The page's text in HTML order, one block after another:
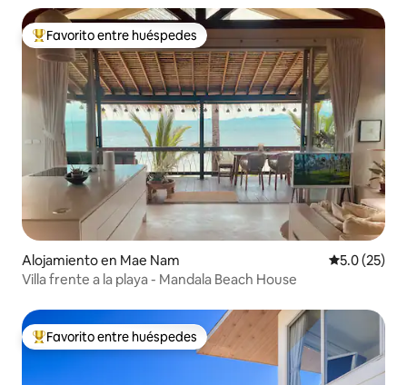
Favorito entre huéspedes preferido
Favorito entre huéspedes
Alojamiento en Mae Nam Calificación
5.0 (25)
Villa frente a la playa - Mandala Beach House
Favorito entre huéspedes preferido
Favorito entre huéspedes